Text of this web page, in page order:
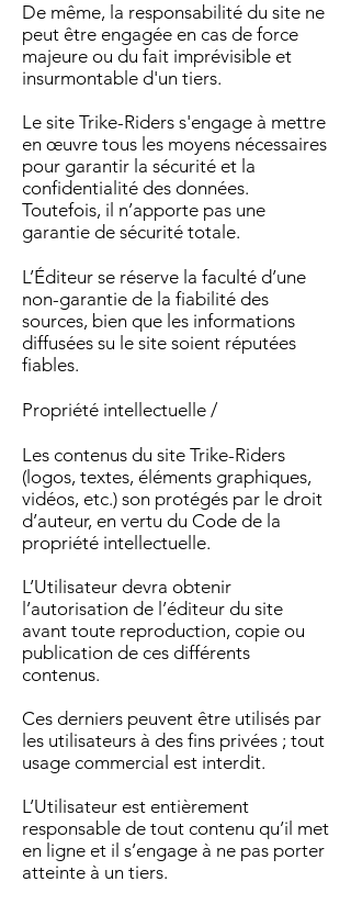
De même, la responsabilité du site ne
peut être engagée en cas de force
majeure ou du fait imprévisible et
insurmontable d'un tiers.
Le site Trike-Riders s'engage à mettre
en œuvre tous les moyens nécessaires
pour garantir la sécurité et la
confidentialité des données.
Toutefois, il n’apporte pas une
garantie de sécurité totale.
L’Éditeur se réserve la faculté d’une
non-garantie de la fiabilité des
sources, bien que les informations
diffusées su le site soient réputées
fiables.
Propriété intellectuelle /
Les contenus du site Trike-Riders
(logos, textes, éléments graphiques,
vidéos, etc.) son protégés par le droit
d’auteur, en vertu du Code de la
propriété intellectuelle.
L’Utilisateur devra obtenir
l’autorisation de l’éditeur du site
avant toute reproduction, copie ou
publication de ces différents
contenus.
Ces derniers peuvent être utilisés par
les utilisateurs à des fins privées ; tout
usage commercial est interdit.
L’Utilisateur est entièrement
responsable de tout contenu qu’il met
en ligne et il s’engage à ne pas porter
atteinte à un tiers.